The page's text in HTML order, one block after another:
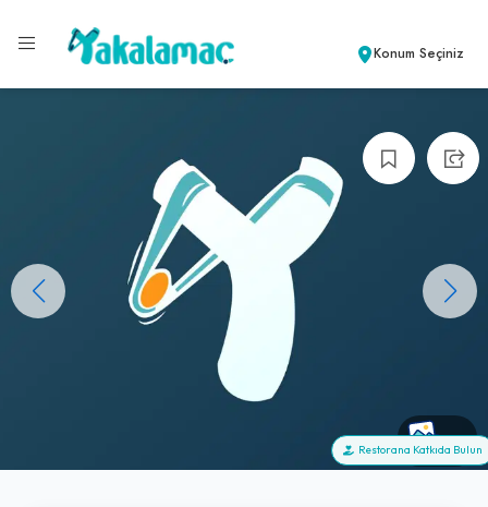
Konum Seçiniz
+0
Restorana Katkıda Bulun